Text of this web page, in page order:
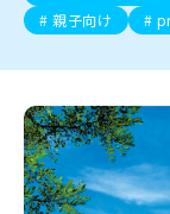
新潟市中央区
新潟市南区
新
村上・関川
新
三条・加茂・田上
長岡・見附
小
柏崎・刈羽・出雲
ご当地グルメ
カフェ
居酒
パン・ベーカリー
旨辛・激辛
日本酒・新潟清酒
ケーキ・パフェ
セミナー・講演会
住宅展示場
完
リラクゼーション
病院・クリニック
ビルボードプレイ
リバーサイド千秋
新車・中古車・カ
上越・妙高・糸
火曜セール
周年祭・感謝祭セ
親子向け